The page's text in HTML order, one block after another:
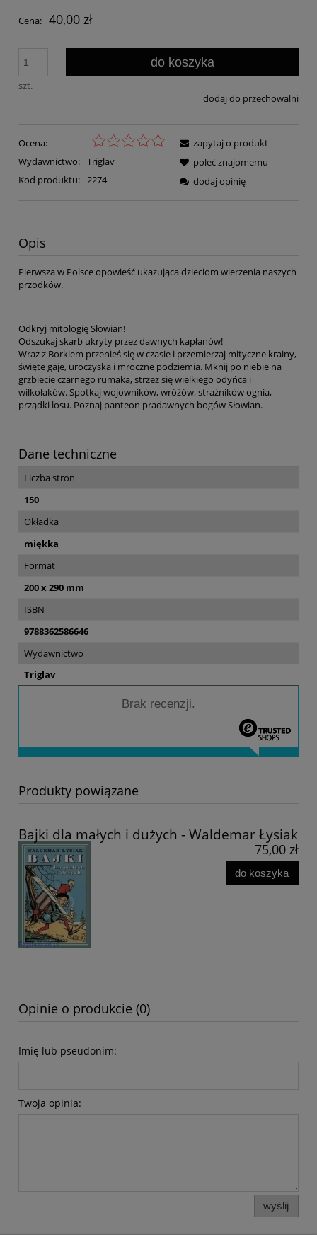
Cena: 40,00 zł
szt.
do koszyka
dodaj do przechowalni
Ocena:
Wydawnictwo: Triglav
Kod produktu: 2274
zapytaj o produkt
poleć znajomemu
dodaj opinię
Opis
Pierwsza w Polsce opowieść ukazująca dzieciom wierzenia naszych
przodków.
Odkryj mitologię Słowian!
Odszukaj skarb ukryty przez dawnych kapłanów!
Wraz z Borkiem przenieś się w czasie i przemierzaj mityczne krainy,
święte gaje, uroczyska i mroczne podziemia. Mknij po niebie na
grzbiecie czarnego rumaka, strzeż się wielkiego odyńca i
wilkołaków. Spotkaj wojowników, wróżów, strażników ognia,
prządki losu. Poznaj panteon pradawnych bogów Słowian.
Dane techniczne
Liczba stron
150
Okładka
miękka
Format
200 x 290 mm
ISBN
9788362586646
Wydawnictwo
Triglav
Brak recenzji.
Produkty powiązane
Bajki dla małych i dużych - Waldemar Łysiak
75,00 zł
do koszyka
Opinie o produkcie (0)
Imię lub pseudonim:
Twoja opinia:
wyślij